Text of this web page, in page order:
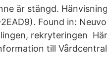
är stängd.
Found in:
rekryteringen
till